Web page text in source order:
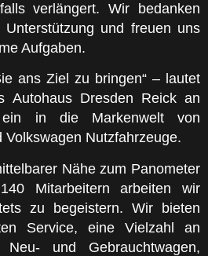
verlängert. Wir bedanken
und freuen uns
Aufgaben.
ans Ziel zu bringen“ – lautet
Autohaus Dresden Reick an
in die Markenwelt von
Volkswagen Nutzfahrzeuge.
Nähe zum Panometer
Mitarbeitern arbeiten wir
zu begeistern. Wir bieten
Service, eine Vielzahl an
Neu- und Gebrauchtwagen,